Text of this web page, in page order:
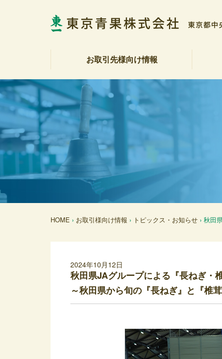
お取引先様向け情報
相場表・入荷数量報告書
野菜・果実展望
トピックス・お知らせ
商品紹介
注文受注室
販促カレンダー
産地カレンダー
公表資料（受託契約約款等） 社長
会社
社会
決算
各部
アク
反社
HOME › お取引様向け情報 › トピックス・お知らせ › 秋田
2024年10月12日
秋田県JAグループによる『長ねぎ・
～秋田県から旬の『長ねぎ』と『椎